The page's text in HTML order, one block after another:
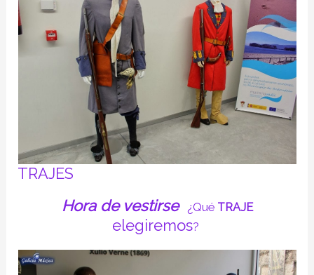
TRAJES
Hora de vestirse ¿Qué TRAJE
elegiremos?